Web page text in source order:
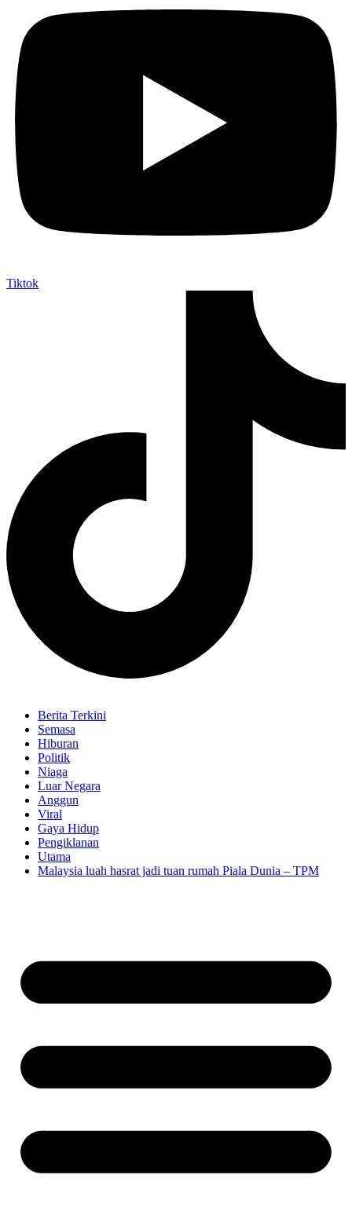
Tiktok
Berita Terkini
Semasa
Hiburan
Politik
Niaga
Luar Negara
Anggun
Viral
Gaya Hidup
Pengiklanan
Utama
Malaysia luah hasrat jadi tuan rumah Piala Dunia – TPM